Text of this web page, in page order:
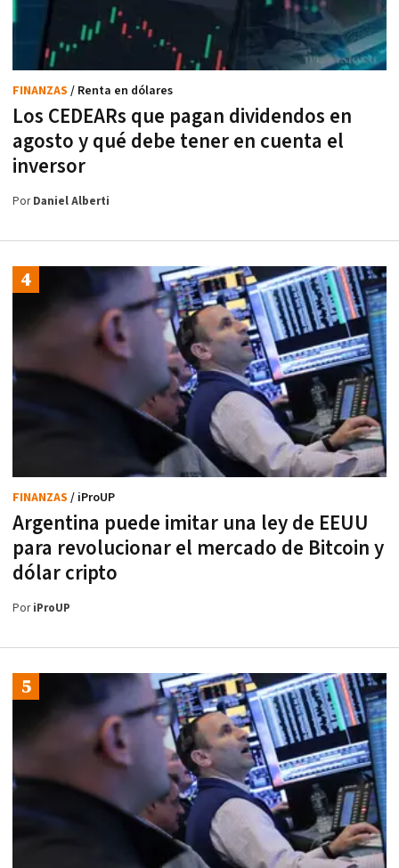
Los CEDEARs que pagan dividendos en
agosto y qué debe tener en cuenta el
inversor
FINANZAS / Renta en dólares
PorDaniel Alberti
Argentina puede imitar una ley de EEUU
para revolucionar el mercado de Bitcoin y
dólar cripto
FINANZAS / iProUP
PoriProUP